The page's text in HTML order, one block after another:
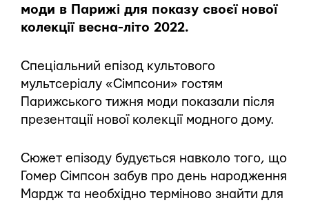
моди в Парижі для показу своєї нової
колекції весна-літо 2022.
Спеціальний епізод культового
мультсеріалу «Сімпсони» гостям
Парижського тижня моди показали після
презентації нової колекції модного дому.
Сюжет епізоду будується навколо того, що
Гомер Сімпсон забув про день народження
Мардж та необхідно терміново знайти для